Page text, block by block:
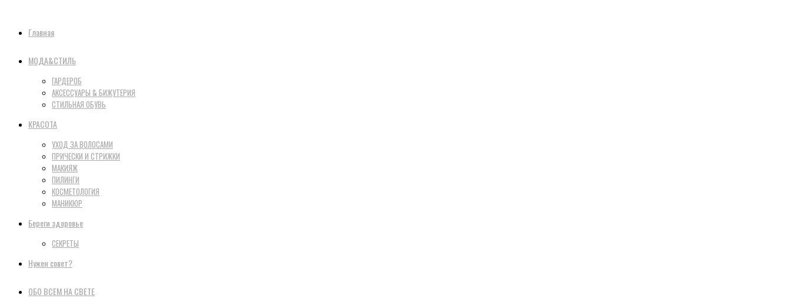
Главная
МОДА&СТИЛЬ
ГАРДЕРОБ
АКСЕССУАРЫ & БИЖУТЕРИЯ
СТИЛЬНАЯ ОБУВЬ
КРАСОТА
УХОД ЗА ВОЛОСАМИ
ПРИЧЕСКИ И СТРИЖКИ
МАКИЯЖ
ПИЛИНГИ
КОСМЕТОЛОГИЯ
МАНИКЮР
Береги здоровье
СЕКРЕТЫ
Нужен совет?
ОБО ВСЕМ НА СВЕТЕ